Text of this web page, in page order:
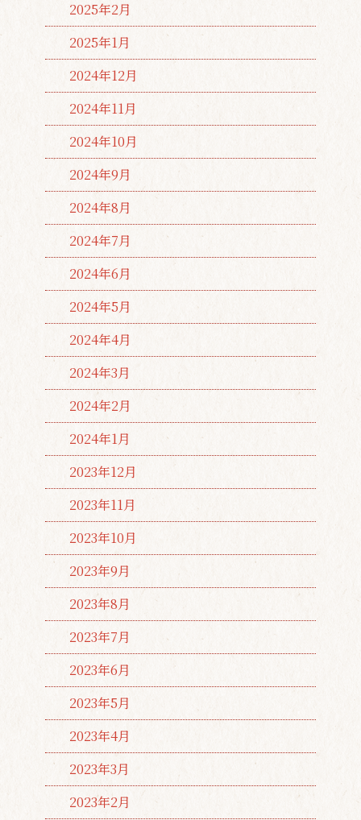
2025年2月
2025年1月
2024年12月
2024年11月
2024年10月
2024年9月
2024年8月
2024年7月
2024年6月
2024年5月
2024年4月
2024年3月
2024年2月
2024年1月
2023年12月
2023年11月
2023年10月
2023年9月
2023年8月
2023年7月
2023年6月
2023年5月
2023年4月
2023年3月
2023年2月